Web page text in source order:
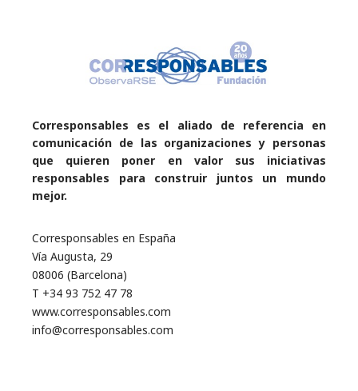
Corresponsables es el aliado de referencia en
comunicación de las organizaciones y personas
que quieren poner en valor sus iniciativas
responsables para construir juntos un mundo
mejor.
Corresponsables en España
Vía Augusta, 29
08006 (Barcelona)
T +34 93 752 47 78
www.corresponsables.com
info@corresponsables.com